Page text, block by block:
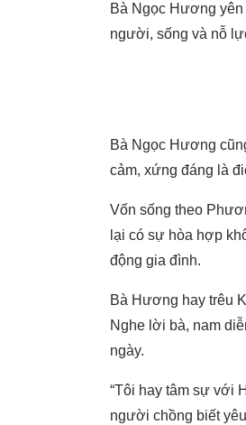
Bà Ngọc Hương yên
người, sống và nỗ
Bà Ngọc Hương
cảm, xứng đáng là
Vốn sống theo
lại có sự hòa hợp
động gia đình.
Bà Hương hay trêu
Nghe lời bà, nam
ngày.
“Tôi hay tâm sự với
người chồng biết